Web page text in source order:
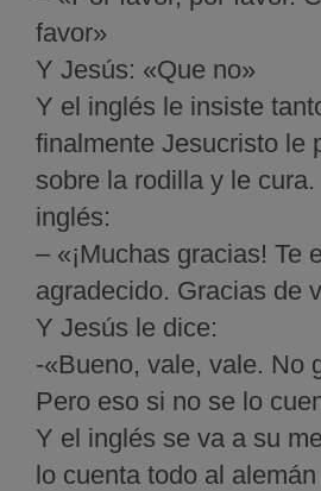
favor»
Y Jesús: «Que no»
Y el inglés le insiste
finalmente Jesucristo le
sobre la rodilla y le
inglés:
– «¡Muchas gracias! Te
agradecido. Gracias de
Y Jesús le dice:
-«Bueno, vale, vale. No
Pero eso si no se lo
Y el inglés se va a su
lo cuenta todo al